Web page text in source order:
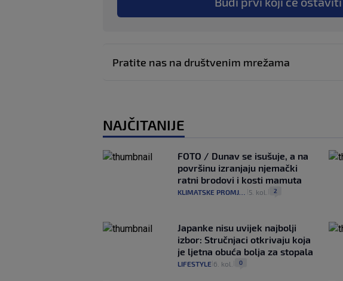
Pratite nas na društvenim mrežama
NAJČITANIJE
FOTO / Dunav se isušuje, a na
površinu izranjaju njemački
ratni brodovi i kosti mamuta
KLIMATSKE PROMJENE 5. kol. 2
Japanke nisu uvijek najbolji
izbor: Stručnjaci otkrivaju koja
je ljetna obuća bolja za stopala
LIFESTYLE 6. kol. 0